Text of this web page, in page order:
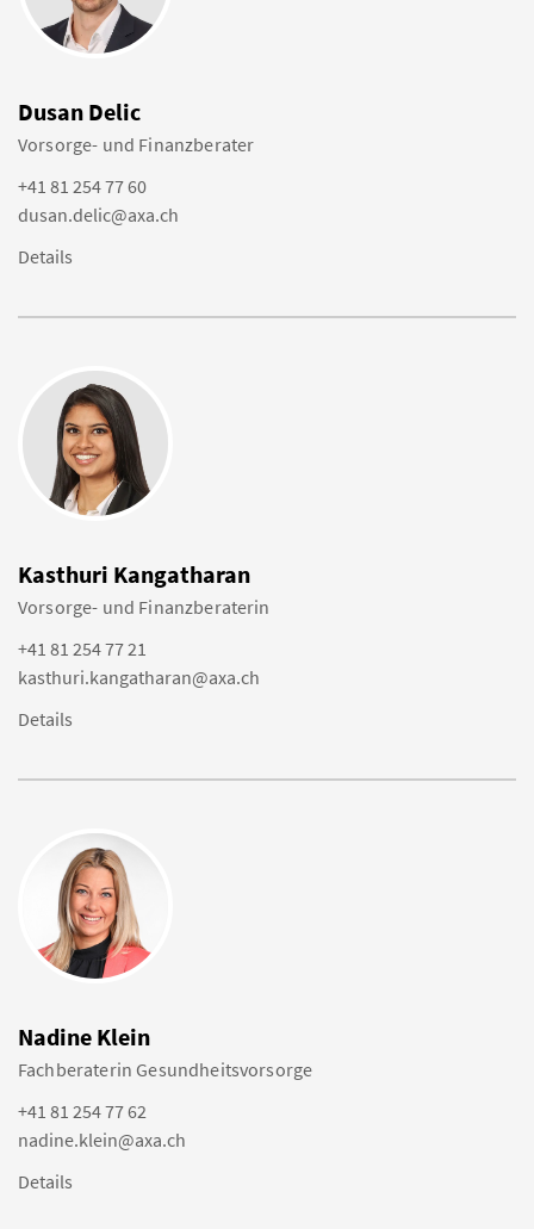
Dusan Delic
Vorsorge- und Finanzberater
+41 81 254 77 60
dusan.delic@axa.ch
Details
Kasthuri Kangatharan
Vorsorge- und Finanzberaterin
+41 81 254 77 21
kasthuri.kangatharan@axa.ch
Details
Nadine Klein
Fachberaterin Gesundheitsvorsorge
+41 81 254 77 62
nadine.klein@axa.ch
Details